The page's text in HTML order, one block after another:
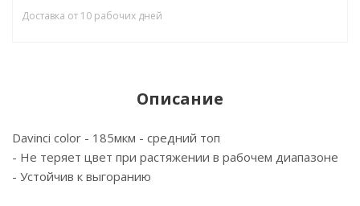
Доставка от 10 рабочих дней
Описание
Davinci color - 185мкм - средний топ
- Не теряет цвет при растяжении в рабочем диапазоне
- Устойчив к выгоранию